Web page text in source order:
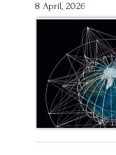
8 April, 2026